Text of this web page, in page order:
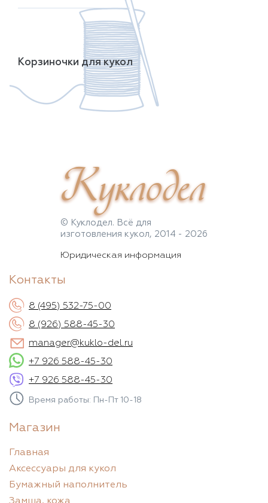
Корзиночки для кукол
Куклодел
© Куклодел. Всё для
изготовления кукол, 2014 - 2026
Юридическая информация
Контакты
8 (495) 532-75-00
8 (926) 588-45-30
manager@kuklo-del.ru
+7 926 588-45-30
+7 926 588-45-30
Время работы: Пн-Пт 10-18
Магазин
Главная
Аксессуары для кукол
Бумажный наполнитель